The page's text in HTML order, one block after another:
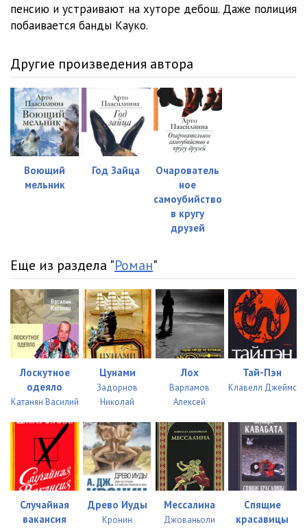
0015
0017 13:03
0018
0019
0020
0021
0024
0025 07:12
пенсию и устраивают на хуторе дебош. Даже полиция
побаивается банды Кауко.
Другие произведения автора
Воющий
мельник
Год Зайца
Очарователь
ное
самоубийство
в кругу
друзей
Еще из раздела "Роман"
Лоскутное
одеяло
Катанян Василий
Цунами
Задорнов
Николай
Лох
Варламов
Алексей
Тай-Пэн
Клавелл Джеймс
Случайная
вакансия
Древо Иуды
Кронин
Мессалина
Джованьоли
Спящие
красавицы